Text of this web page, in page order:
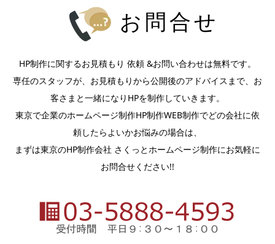
お問合せ
HP制作に関するお見積もり 依頼 &お問い合わせは無料です。
専任のスタッフが、お見積もりから公開後のアドバイスまで、お
客さまと一緒になりHPを制作していきます。
東京で企業のホームページ制作HP制作WEB制作でどの会社に依
頼したらよいかお悩みの場合は、
まずは東京のHP制作会社 さくっとホームページ制作にお気軽に
お問合せください!!